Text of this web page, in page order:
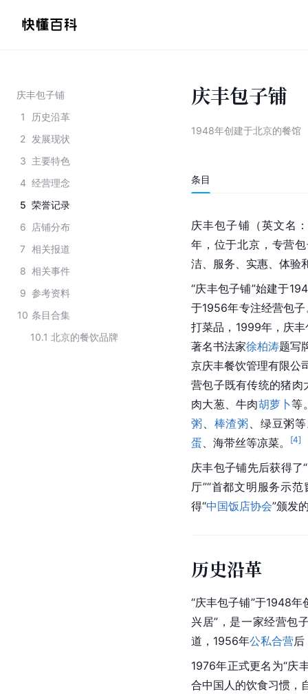
庆丰包子铺
1
历史沿革
2 发展现状
3 主要特色
4 经营理念
5 荣誉记录
6
店铺分布
7 相关报道
8 相关事件
9 参考资料
10 条目合集
10.1 北京的餐饮品牌
庆丰包子铺
1948年创建于北京的餐馆
条目
庆丰包子铺（英文名
年，位于北京，专营
洁、服务、实惠、体验
“庆丰包子铺”始建于
于1956年专注经营包子
打菜品，1999年，庆
著名书法家徐柏涛题写
京庆丰餐饮管理有限公
营包子既有传统的猪肉
肉大葱、牛肉胡萝卜等
粥
棒渣粥 、绿豆粥
蛋 、海带丝等凉菜。 [4]
庆丰包子铺先后获得了
厅”“首都文明服务示
得“中国饭店协会”颁发
历史沿革
“庆丰包子铺”于1948
兴居”，是一家经营包
道，1956年公私合营
1976年正式更名为“庆
合中国人的饮食习惯，